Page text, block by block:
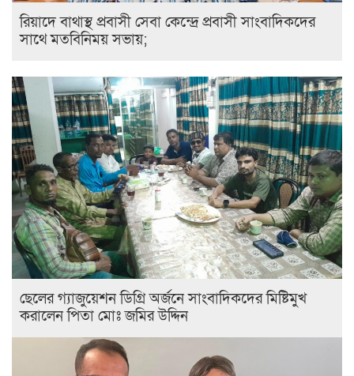
রিয়াদে বাথাস্থ প্রবাসী সেবা কেন্দ্রে প্রবাসী সাংবাদিকদের
সাথে মতবিনিময় সভায়;
ছেলের গ্যাজুয়েশন ডিগ্রি অর্জনে সাংবাদিকদের মিষ্টিমুখ
করালেন পিতা মোঃ জমির উদ্দিন